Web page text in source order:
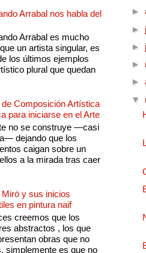
Arrabal nos habla del
Arrabal es mucho
un artista singular, es
los últimos ejemplos
plural que quedan
Composición Artística
para iniciarse en el Arte
no se construye —casi
dejando que los
caigan sobre un
a la mirada tras caer
y sus inicios
en pintura naif
creemos que los
abstractos , los que
obras que no
simplemente es que no
►
►
►
►
►
▼